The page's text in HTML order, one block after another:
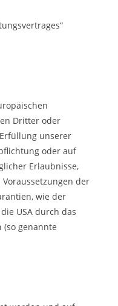
Dritter oder
unserer
oder auf
Erlaubnisse,
der
wie der
USA durch das
(so genannte